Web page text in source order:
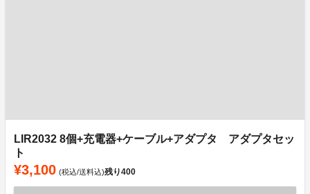
LIR2032 8個+充電器+ケーブル+アダプタ アダプタセッ
ト
¥3,100 (税込/送料込)残り400